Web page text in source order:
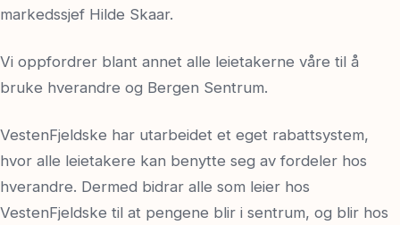
markedssjef Hilde Skaar.
Vi oppfordrer blant annet alle leietakerne våre til å
bruke hverandre og Bergen Sentrum.
VestenFjeldske har utarbeidet et eget rabattsystem,
hvor alle leietakere kan benytte seg av fordeler hos
hverandre. Dermed bidrar alle som leier hos
VestenFjeldske til at pengene blir i sentrum, og blir hos